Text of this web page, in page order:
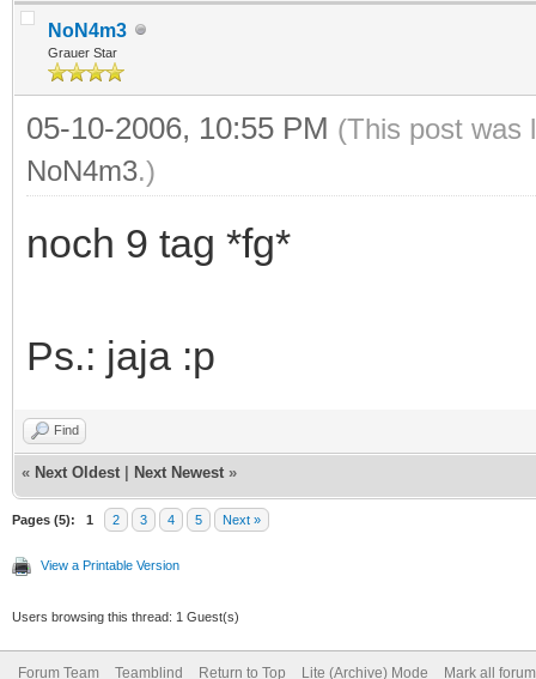
NoN4m3
Grauer Star
05-10-2006, 10:55 PM (This post was
NoN4m3.)
noch 9 tag *fg*
Ps.: jaja :p
Find
« Next Oldest Next Newest »
Pages (5): 1 2 3 4 5 Next »
View a Printable Version
Users browsing this thread: 1 Guest(s)
Forum Team Teamblind Return to Top Lite (Archive) Mode Mark all